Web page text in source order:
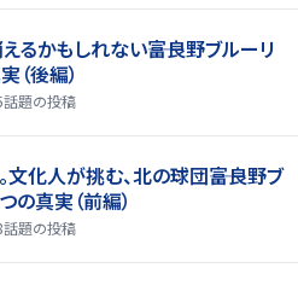
るかもしれない――富良野ブルーリ
（後編）
話題の投稿
文化人が挑む、北の球団――富良野ブ
の真実（前編）
話題の投稿